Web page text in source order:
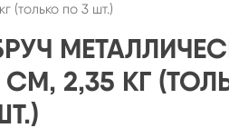
(только по 3 шт.)
СМ, 2,35 КГ